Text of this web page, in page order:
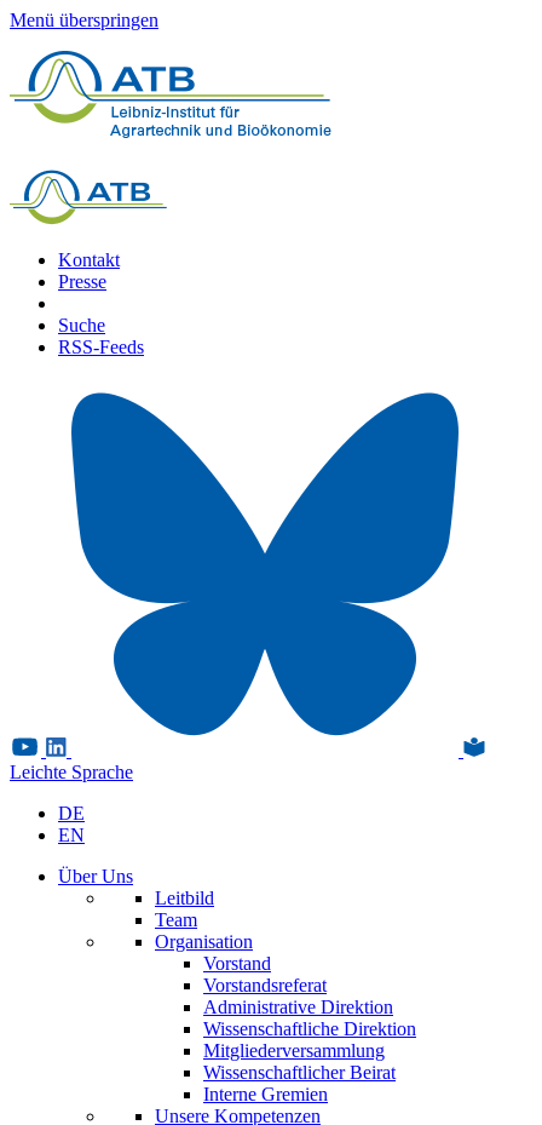
Menü überspringen
Kontakt
Presse
Suche
RSS-Feeds
Leichte Sprache
DE
EN
Über Uns
Leitbild
Team
Organisation
Vorstand
Vorstandsreferat
Administrative Direktion
Wissenschaftliche Direktion
Mitgliederversammlung
Wissenschaftlicher Beirat
Interne Gremien
Unsere Kompetenzen